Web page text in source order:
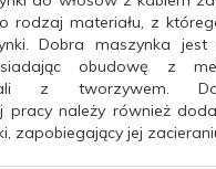
rodzaj materiału, z
Dobra maszynka
obudowę z
z tworzywem.
pracy należy również
zapobiegający jej